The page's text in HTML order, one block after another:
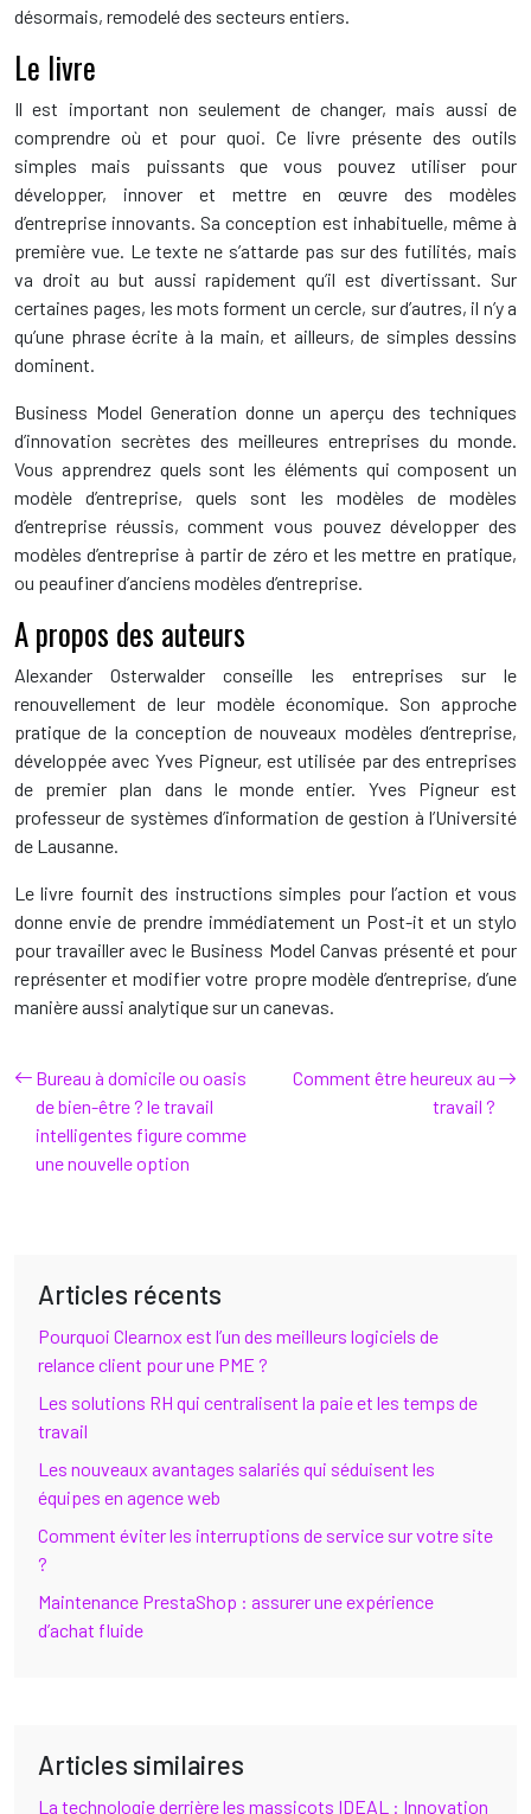
désormais, remodelé des secteurs entiers.
Le livre
Il est important non seulement de changer, mais aussi de
comprendre où et pour quoi. Ce livre présente des outils
simples mais puissants que vous pouvez utiliser pour
développer, innover et mettre en œuvre des modèles
d’entreprise innovants. Sa conception est inhabituelle, même à
première vue. Le texte ne s’attarde pas sur des futilités, mais
va droit au but aussi rapidement qu’il est divertissant. Sur
certaines pages, les mots forment un cercle, sur d’autres, il n’y a
qu’une phrase écrite à la main, et ailleurs, de simples dessins
dominent.
Business Model Generation donne un aperçu des techniques
d’innovation secrètes des meilleures entreprises du monde.
Vous apprendrez quels sont les éléments qui composent un
modèle d’entreprise, quels sont les modèles de modèles
d’entreprise réussis, comment vous pouvez développer des
modèles d’entreprise à partir de zéro et les mettre en pratique,
ou peaufiner d’anciens modèles d’entreprise.
A propos des auteurs
Alexander Osterwalder conseille les entreprises sur le
renouvellement de leur modèle économique. Son approche
pratique de la conception de nouveaux modèles d’entreprise,
développée avec Yves Pigneur, est utilisée par des entreprises
de premier plan dans le monde entier. Yves Pigneur est
professeur de systèmes d’information de gestion à l’Université
de Lausanne.
Le livre fournit des instructions simples pour l’action et vous
donne envie de prendre immédiatement un Post-it et un stylo
pour travailler avec le Business Model Canvas présenté et pour
représenter et modifier votre propre modèle d’entreprise, d’une
manière aussi analytique sur un canevas.
Bureau à domicile ou oasis
de bien-être ? le travail
intelligentes figure comme
une nouvelle option
Comment être heureux au
travail ?
Articles récents
Pourquoi Clearnox est l’un des meilleurs logiciels de
relance client pour une PME ?
Les solutions RH qui centralisent la paie et les temps de
travail
Les nouveaux avantages salariés qui séduisent les
équipes en agence web
Comment éviter les interruptions de service sur votre site
?
Maintenance PrestaShop : assurer une expérience
d’achat fluide
Articles similaires
La technologie derrière les massicots IDEAL : Innovation